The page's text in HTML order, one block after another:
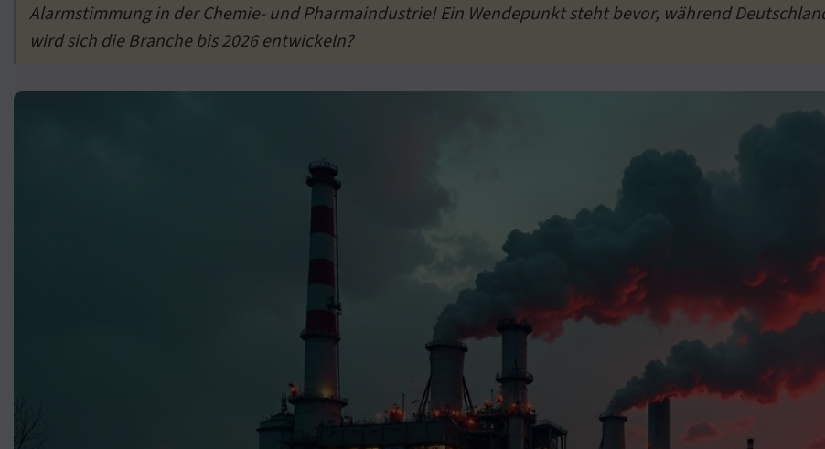
Alarmstimmung in der Chemie- und Pharmaindustrie! Ein Wendepunkt steht bevor, während
wird sich die Branche bis 2026 entwickeln?